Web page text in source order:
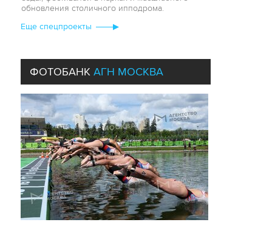
ИСТОРИЯ ИСКУССТВА
01 июня 2026 года
В мае Государственная Третьяковская галерея
отметила 170-летие со дня основания. К
юбилею одного из самых известных и
посещаемых музеев страны мы подготовили
лонгрид, в котором приглашаем поближе
взглянуть на классическую живопись и понять,
чем она очаровала Павла Третьякова.
Еще cпецпроекты
ФОТОБАНК АГН МОСКВА